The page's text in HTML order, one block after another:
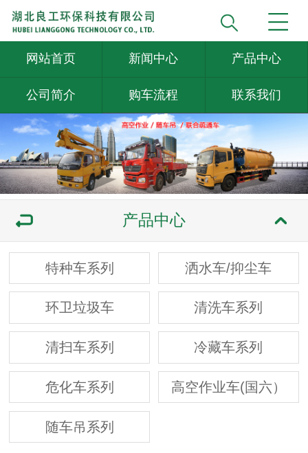
网站首页 新闻中心 产品中心
公司简介 购车流程 联系我们
产品中心
特种车系列 洒水车/抑尘车
环卫垃圾车 清洗车系列
清扫车系列 冷藏车系列
危化车系列 高空作业车(国六）
随车吊系列